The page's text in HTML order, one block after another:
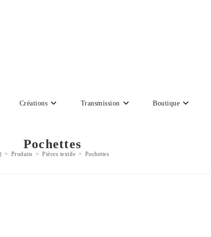
Créations Transmission Boutique
Pochettes
> Produits > Pièces textile > Pochettes